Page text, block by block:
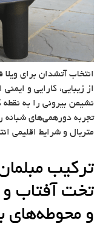
انتخاب آتشدان برای
از زیبایی، کارایی و
نشیمن بیرونی را به نقطه
تجربه دورهمی‌های شبانه
متریال و شرایط اقلیمی
ترکیب
تخت آفتاب و
و محوطه‌های